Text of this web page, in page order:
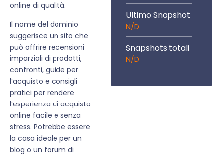
online di qualità.
Il nome del dominio
suggerisce un sito che
può offrire recensioni
imparziali di prodotti,
confronti, guide per
l’acquisto e consigli
pratici per rendere
l’esperienza di acquisto
online facile e senza
stress. Potrebbe essere
la casa ideale per un
blog o un forum di
Ultimo Snapshot
N/D
Snapshots totali
N/D